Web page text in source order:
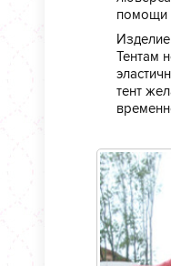
помощи
Тентам
тент